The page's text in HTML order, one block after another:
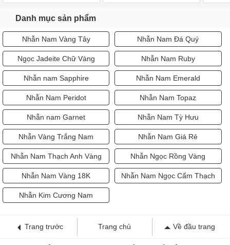
Danh mục sản phẩm
Nhẫn Nam Vàng Tây Nhẫn Nam Đá Quý
Ngọc Jadeite Chữ Vàng Nhẫn Nam Ruby
Nhẫn nam Sapphire Nhẫn Nam Emerald
Nhẫn Nam Peridot Nhẫn Nam Topaz
Nhẫn nam Garnet Nhẫn Nam Tỳ Hưu
Nhẫn Vàng Trắng Nam Nhẫn Nam Giá Rẻ
Nhẫn Nam Thạch Anh Vàng Nhẫn Ngọc Rồng Vàng
Nhẫn Nam Vàng 18K Nhẫn Nam Ngọc Cẩm Thạch
Nhẫn Kim Cương Nam
Trang trước Trang chủ Về đầu trang